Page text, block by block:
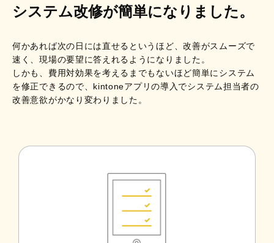
システム改修が簡単になりました。
何かあれば次の日には直せるというほど、改善がスムーズで
速く、現場の要望に答えれるようになりました。
しかも、費用対効果を考えるまでもないほど簡単にシステム
を修正できるので、kintoneアプリの導入でシステム担当者の
改善意欲がかなり変わりました。